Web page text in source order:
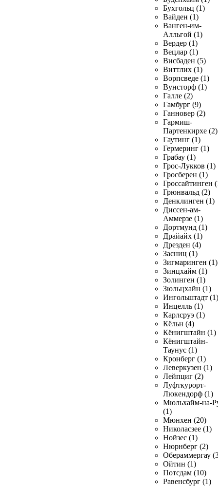
Бухгольц (1)
Вайден (1)
Ванген-им-
Алльгой (1)
Вердер (1)
Вецлар (1)
Висбаден (5)
Виттлих (1)
Ворпсведе (1)
Вунсторф (1)
Галле (2)
Гамбург (9)
Ганновер (2)
Гармиш-
Партенкирхе (2)
Гаутинг (1)
Гермеринг (1)
Грабау (1)
Грос-Лукков (1)
Гросберен (1)
Гроссайтинген
Грюнвальд (2)
Денклинген (1)
Диссен-ам-
Аммерзе (1)
Дортмунд (1)
Драйайх (1)
Дрезден (4)
Засниц (1)
Зигмаринген (1)
Зинцхайм (1)
Золинген (1)
Зюльцхайн (1)
Ингольштадт (1)
Инцелль (1)
Карлсруэ (1)
Кёльн (4)
Кёнигштайн (1)
Кёнигштайн-
Таунус (1)
Кронберг (1)
Леверкузен (1)
Лейпциг (2)
Луфткурорт-
Люкендорф (1)
Мюльхайм-на-
(1)
Мюнхен (20)
Николасзее (1)
Нойзес (1)
Нюрнберг (2)
Обераммергау
Ойтин (1)
Потсдам (10)
Равенсбург (1)